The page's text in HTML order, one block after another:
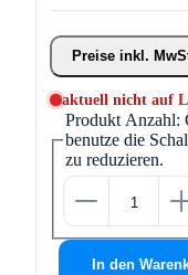
Preise inkl.
aktuell nicht auf
Produkt Anzahl:
benutze die
zu reduzieren.
In den